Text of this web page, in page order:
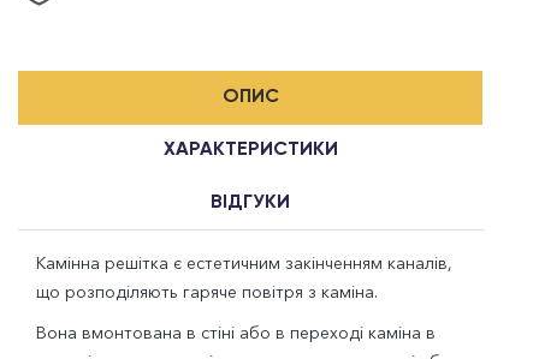
ОПИС
ХАРАКТЕРИСТИКИ
ВІДГУКИ
Камінна решітка є естетичним закінченням каналів,
що розподіляють гаряче повітря з каміна.
Вона вмонтована в стіні або в переході каміна в